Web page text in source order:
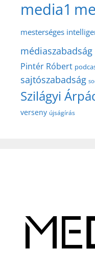
media1
mesterséges
médiaszabadság
Pintér Róbert
sajtószabadság
Szilágyi
verseny újságírás